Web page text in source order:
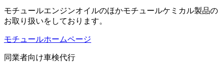
モチュールエンジンオイルのほかモチュールケミカル製品の
お取り扱いをしております。
モチュールホームページ
同業者向け車検代行